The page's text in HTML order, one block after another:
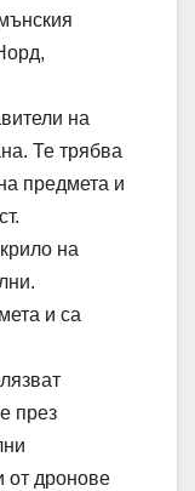
на
Те трябва
предмета и
на
и са
през
от дронове